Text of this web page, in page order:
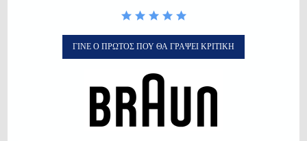
ΓΊΝΕ Ο ΠΡΏΤΟΣ ΠΟΥ ΘΑ ΓΡΆΨΕΙ ΚΡΙΤΙΚΉ